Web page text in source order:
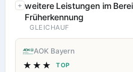
weitere Leistungen im
Früherkennung
GLEICHAUF
AOK Bayern
★★★ TOP